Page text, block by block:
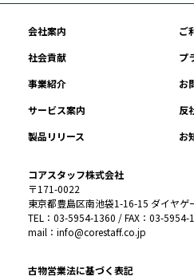
会社案内
ご
社会貢献
プ
事業紹介
お
サービス案内
反
製品リリース
お
コアスタッフ株式会社
〒171-0022
東京都豊島区南池袋1-16-15 ダイヤゲ
TEL：03-5954-1360 / FAX：03-5954-
mail：info@corestaff.co.jp
古物営業法に基づく表記